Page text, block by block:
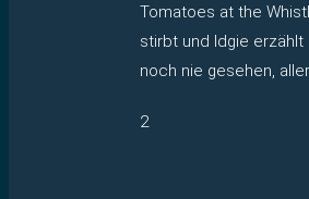
Tomatoes at the
stirbt und Idgie
noch nie gesehen,
2